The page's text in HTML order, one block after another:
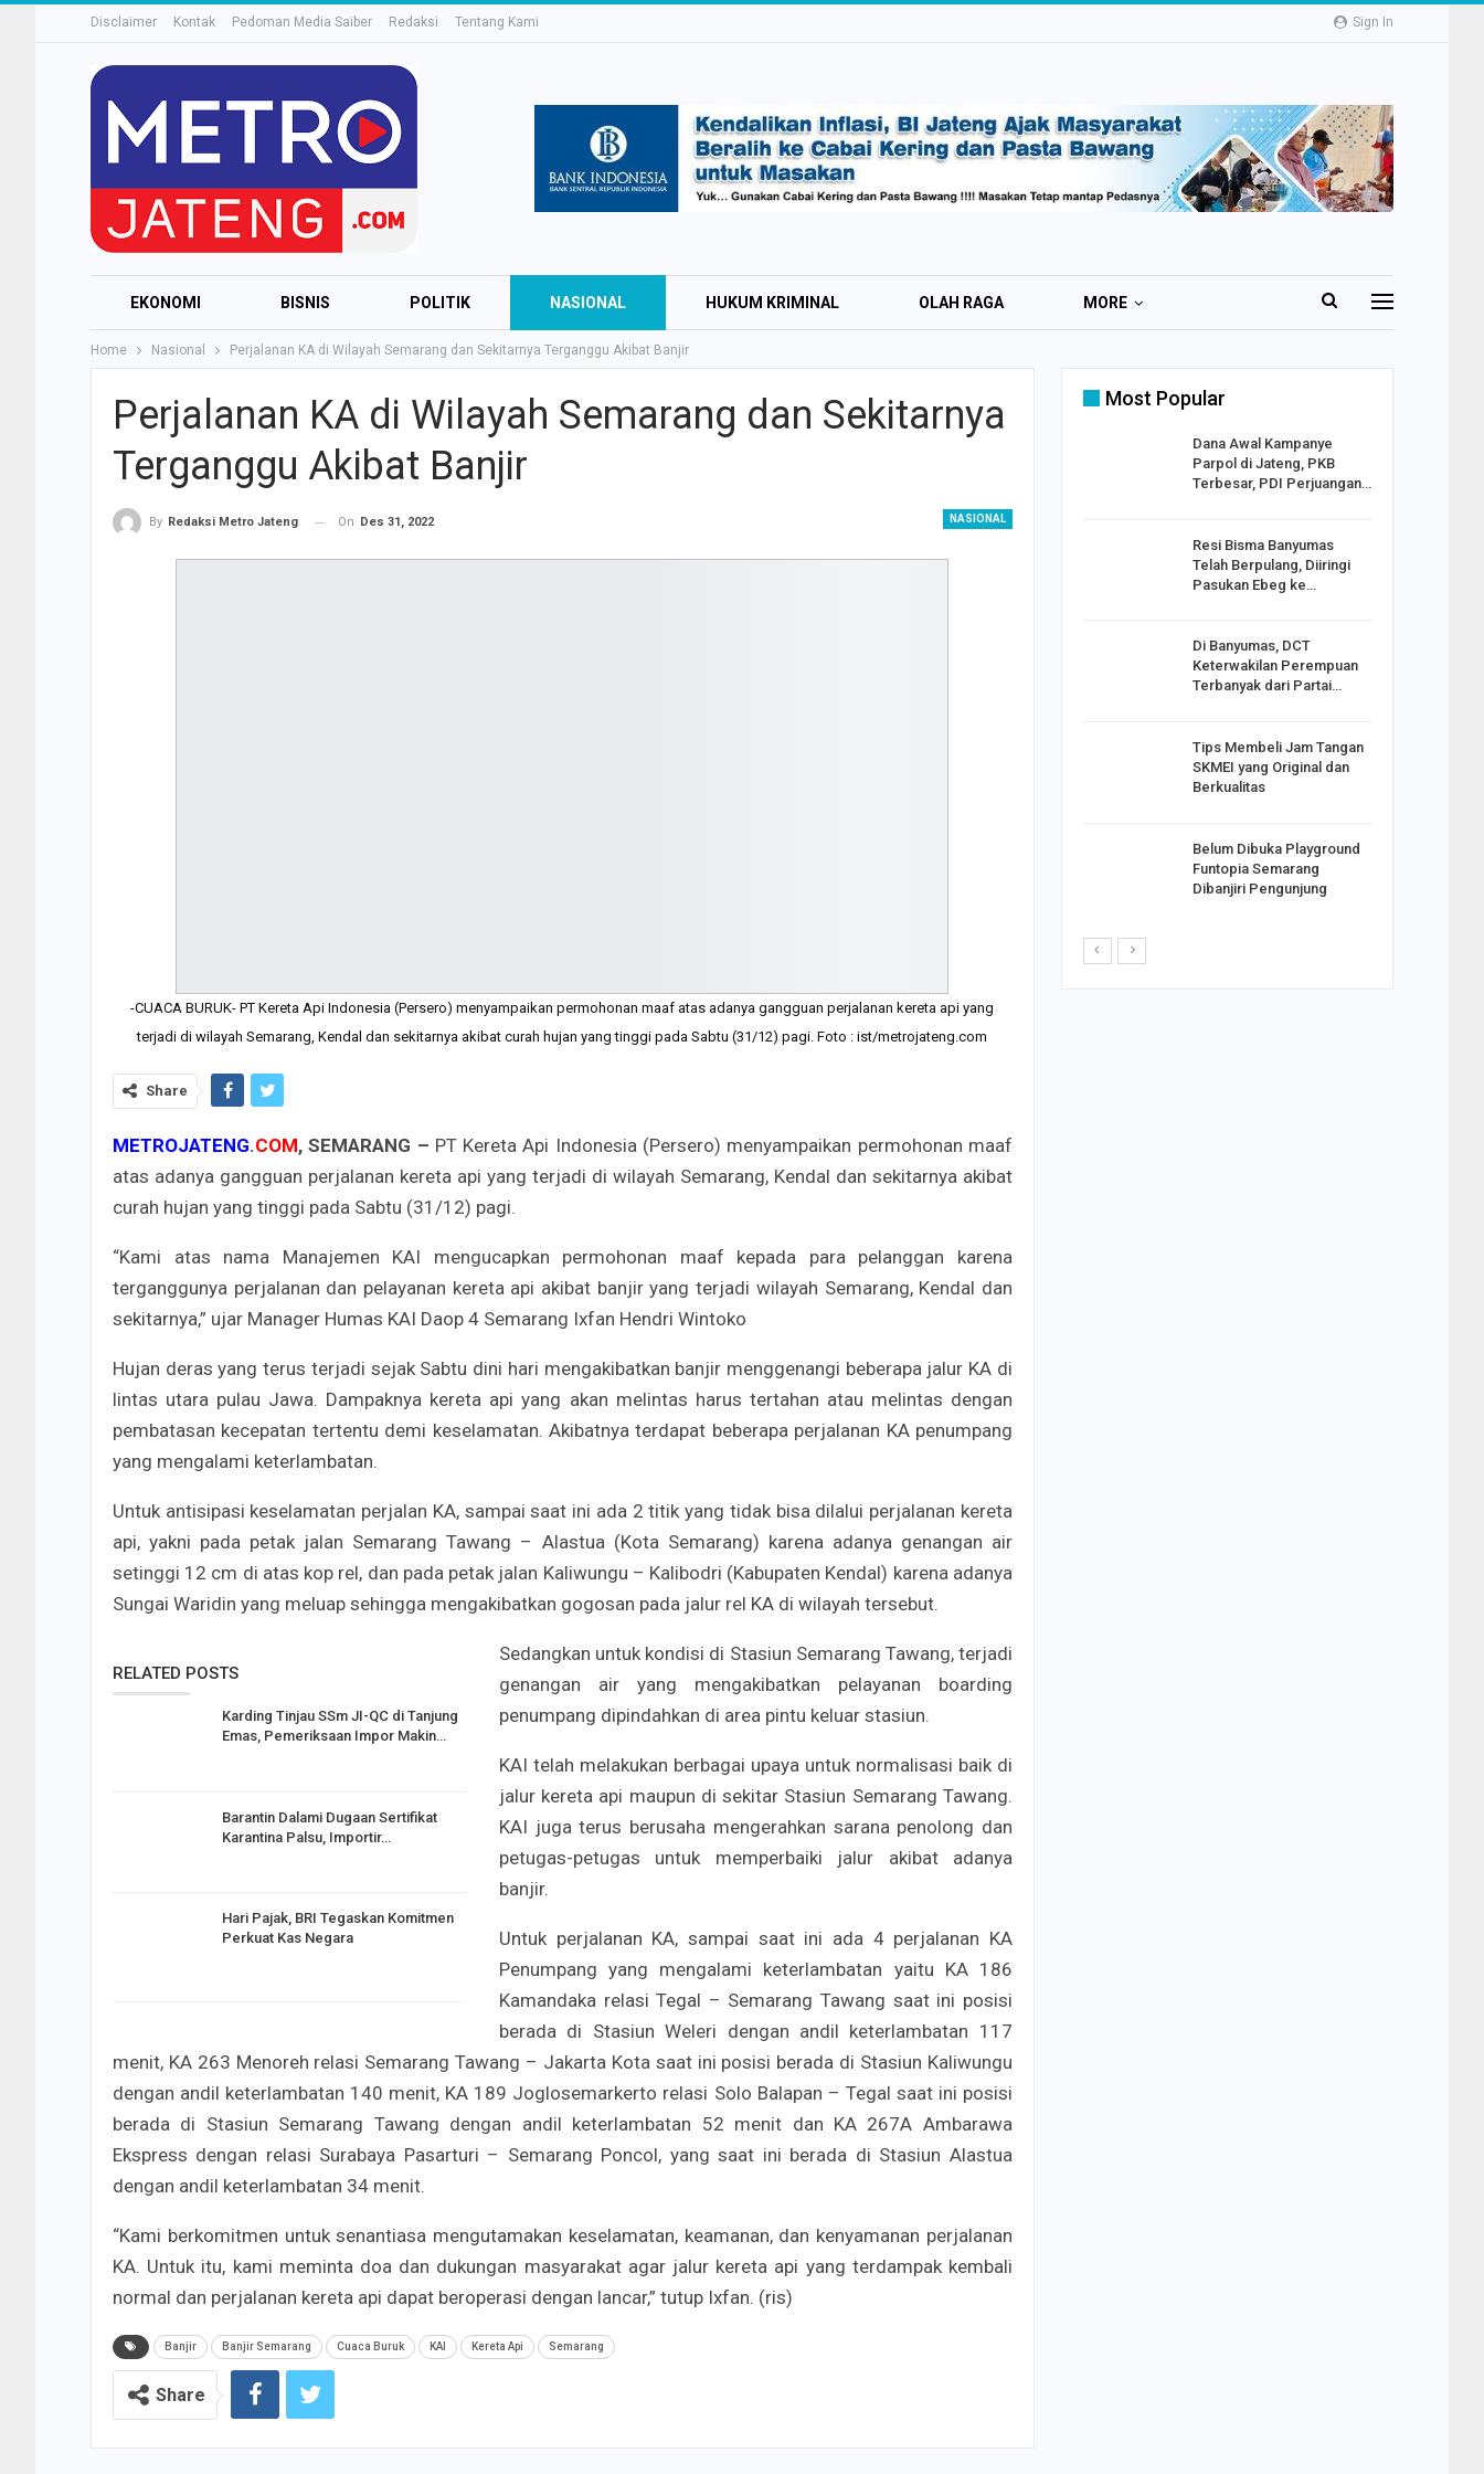
Sign In
Disclaimer Kontak Pedoman Media Saiber Redaksi Tentang Kami
EKONOMI BISNIS POLITIK NASIONAL HUKUM KRIMINAL OLAH RAGA MORE
Home Nasional Perjalanan KA di Wilayah Semarang dan Sekitarnya Terganggu Akibat Banjir
Perjalanan KA di Wilayah Semarang dan Sekitarnya
Terganggu Akibat Banjir
NASIONAL
By Redaksi Metro Jateng On Des 31, 2022
-CUACA BURUK- PT Kereta Api Indonesia (Persero) menyampaikan permohonan maaf atas adanya gangguan perjalanan kereta api yang
terjadi di wilayah Semarang, Kendal dan sekitarnya akibat curah hujan yang tinggi pada Sabtu (31/12) pagi. Foto : ist/metrojateng.com
Share
METROJATENG.COM, SEMARANG – PT Kereta Api Indonesia (Persero) menyampaikan permohonan maaf
atas adanya gangguan perjalanan kereta api yang terjadi di wilayah Semarang, Kendal dan sekitarnya akibat
curah hujan yang tinggi pada Sabtu (31/12) pagi.
“Kami atas nama Manajemen KAI mengucapkan permohonan maaf kepada para pelanggan karena
terganggunya perjalanan dan pelayanan kereta api akibat banjir yang terjadi wilayah Semarang, Kendal dan
sekitarnya,” ujar Manager Humas KAI Daop 4 Semarang Ixfan Hendri Wintoko
Hujan deras yang terus terjadi sejak Sabtu dini hari mengakibatkan banjir menggenangi beberapa jalur KA di
lintas utara pulau Jawa. Dampaknya kereta api yang akan melintas harus tertahan atau melintas dengan
pembatasan kecepatan tertentu demi keselamatan. Akibatnya terdapat beberapa perjalanan KA penumpang
yang mengalami keterlambatan.
Untuk antisipasi keselamatan perjalan KA, sampai saat ini ada 2 titik yang tidak bisa dilalui perjalanan kereta
api, yakni pada petak jalan Semarang Tawang – Alastua (Kota Semarang) karena adanya genangan air
setinggi 12 cm di atas kop rel, dan pada petak jalan Kaliwungu – Kalibodri (Kabupaten Kendal) karena adanya
Sungai Waridin yang meluap sehingga mengakibatkan gogosan pada jalur rel KA di wilayah tersebut.
RELATED POSTS
Karding Tinjau SSm JI-QC di Tanjung
Emas, Pemeriksaan Impor Makin…
Barantin Dalami Dugaan Sertifikat
Karantina Palsu, Importir…
Hari Pajak, BRI Tegaskan Komitmen
Perkuat Kas Negara
Sedangkan untuk kondisi di Stasiun Semarang Tawang, terjadi
genangan air yang mengakibatkan pelayanan boarding
penumpang dipindahkan di area pintu keluar stasiun.
KAI telah melakukan berbagai upaya untuk normalisasi baik di
jalur kereta api maupun di sekitar Stasiun Semarang Tawang.
KAI juga terus berusaha mengerahkan sarana penolong dan
petugas-petugas untuk memperbaiki jalur akibat adanya
banjir.
Untuk perjalanan KA, sampai saat ini ada 4 perjalanan KA
Penumpang yang mengalami keterlambatan yaitu KA 186
Kamandaka relasi Tegal – Semarang Tawang saat ini posisi
berada di Stasiun Weleri dengan andil keterlambatan 117
menit, KA 263 Menoreh relasi Semarang Tawang – Jakarta Kota saat ini posisi berada di Stasiun Kaliwungu
dengan andil keterlambatan 140 menit, KA 189 Joglosemarkerto relasi Solo Balapan – Tegal saat ini posisi
berada di Stasiun Semarang Tawang dengan andil keterlambatan 52 menit dan KA 267A Ambarawa
Ekspress dengan relasi Surabaya Pasarturi – Semarang Poncol, yang saat ini berada di Stasiun Alastua
dengan andil keterlambatan 34 menit.
“Kami berkomitmen untuk senantiasa mengutamakan keselamatan, keamanan, dan kenyamanan perjalanan
KA. Untuk itu, kami meminta doa dan dukungan masyarakat agar jalur kereta api yang terdampak kembali
normal dan perjalanan kereta api dapat beroperasi dengan lancar,” tutup Ixfan. (ris)
Banjir Banjir Semarang Cuaca Buruk KAI Kereta Api Semarang
Share
Most Popular
Dana Awal Kampanye
Parpol di Jateng, PKB
Terbesar, PDI Perjuangan…
Resi Bisma Banyumas
Telah Berpulang, Diiringi
Pasukan Ebeg ke…
Di Banyumas, DCT
Keterwakilan Perempuan
Terbanyak dari Partai…
Tips Membeli Jam Tangan
SKMEI yang Original dan
Berkualitas
Belum Dibuka Playground
Funtopia Semarang
Dibanjiri Pengunjung